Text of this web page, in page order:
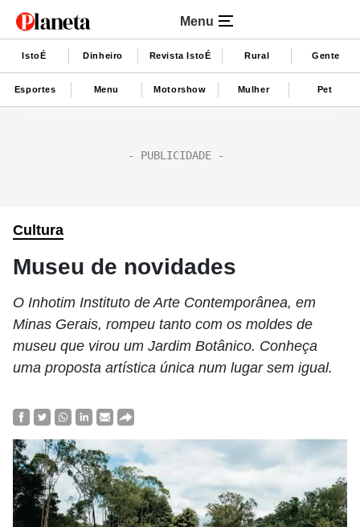
Menu
IstoÉ Dinheiro Revista IstoÉ Rural Gente
Esportes Menu Motorshow Mulher Pet
Cultura
Museu de novidades
O Inhotim Instituto de Arte Contemporânea, em
Minas Gerais, rompeu tanto com os moldes de
museu que virou um Jardim Botânico. Conheça
uma proposta artística única num lugar sem igual.